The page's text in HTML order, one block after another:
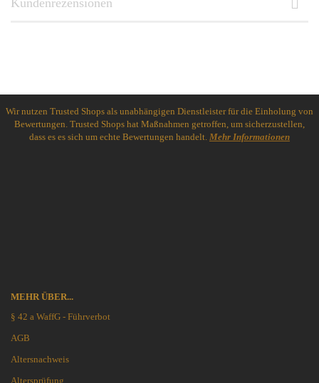
Kundenrezensionen
Wir nutzen Trusted Shops als unabhängigen Dienstleister für die Einholung von
Bewertungen. Trusted Shops hat Maßnahmen getroffen, um sicherzustellen,
dass es es sich um echte Bewertungen handelt. Mehr Informationen
MEHR ÜBER...
§ 42 a WaffG - Führverbot
AGB
Altersnachweis
Altersprüfung